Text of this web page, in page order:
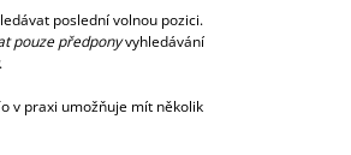
poslední volnou pozici.
pouze předponyvyhledávání
.
v praxi umožňuje mít několik